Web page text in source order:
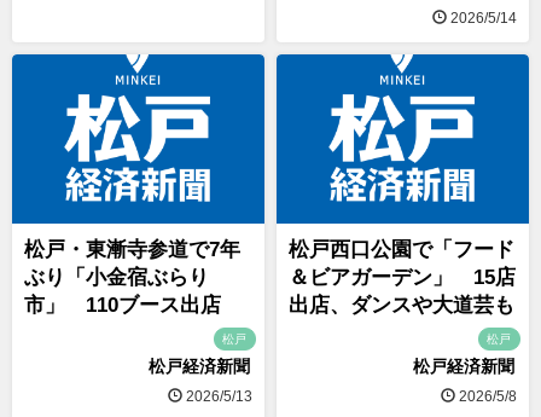
2026/5/14
松戸・東漸寺参道で7年
ぶり「小金宿ぶらり
市」 110ブース出店
松戸
松戸経済新聞
2026/5/13
松戸西口公園で「フード
＆ビアガーデン」 15店
出店、ダンスや大道芸も
松戸
松戸経済新聞
2026/5/8